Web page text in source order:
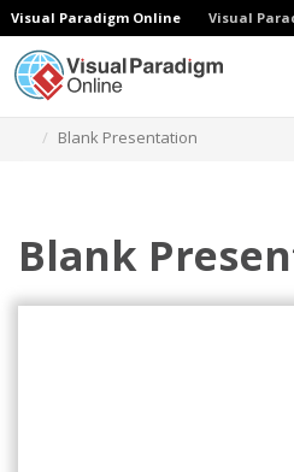
Visual Paradigm Online Visual
Blank Presentation
Blank